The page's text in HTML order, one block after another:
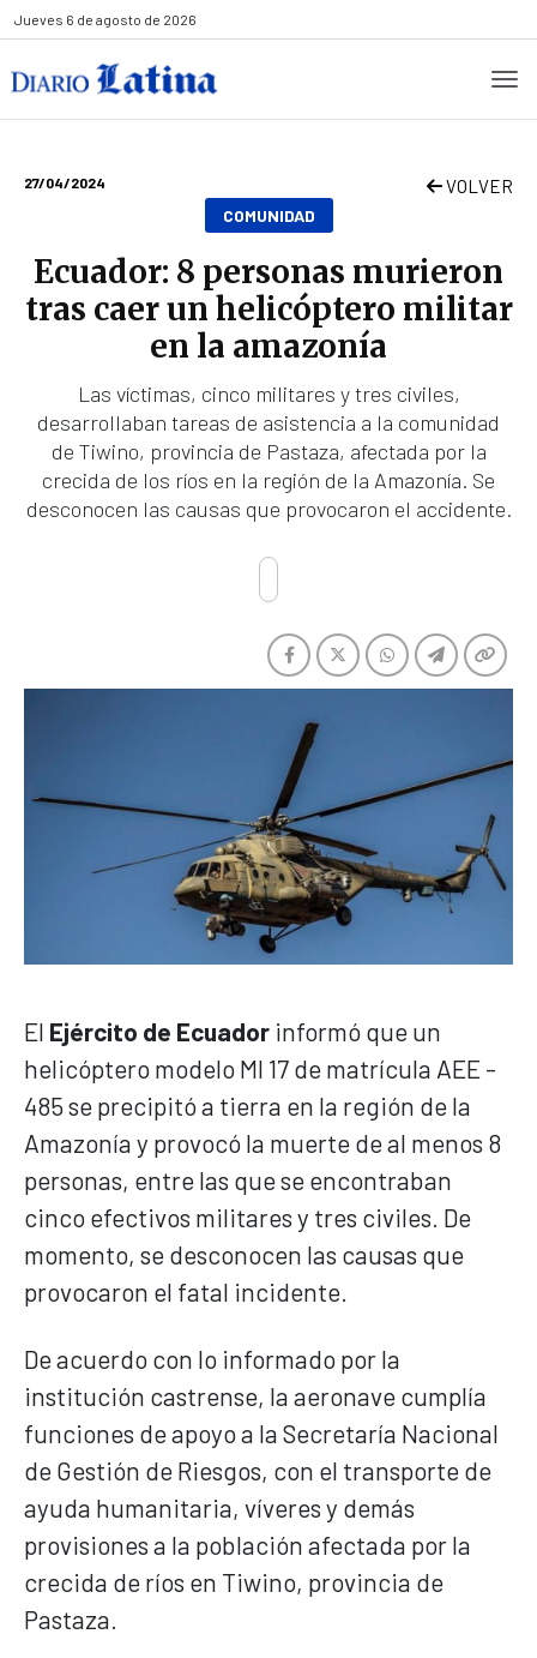
Jueves 6 de agosto de 2026
27/04/2024 VOLVER
COMUNIDAD
Ecuador: 8 personas murieron
tras caer un helicóptero militar
en la amazonía
Las víctimas, cinco militares y tres civiles,
desarrollaban tareas de asistencia a la comunidad
de Tiwino, provincia de Pastaza, afectada por la
crecida de los ríos en la región de la Amazonía. Se
desconocen las causas que provocaron el accidente.
El Ejército de Ecuador informó que un
helicóptero modelo MI 17 de matrícula AEE -
485 se precipitó a tierra en la región de la
Amazonía y provocó la muerte de al menos 8
personas, entre las que se encontraban
cinco efectivos militares y tres civiles. De
momento, se desconocen las causas que
provocaron el fatal incidente.
De acuerdo con lo informado por la
institución castrense, la aeronave cumplía
funciones de apoyo a la Secretaría Nacional
de Gestión de Riesgos, con el transporte de
ayuda humanitaria, víveres y demás
provisiones a la población afectada por la
crecida de ríos en Tiwino, provincia de
Pastaza.